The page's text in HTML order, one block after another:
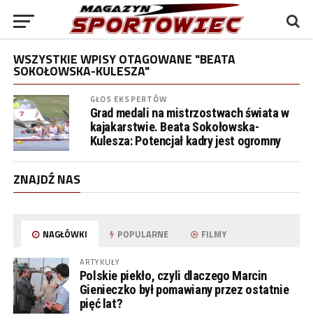
WSZYSTKIE WPISY OTAGOWANE "BEATA
SOKOŁOWSKA-KULESZA"
GŁOS EKSPERTÓW
Grad medali na mistrzostwach świata w
kajakarstwie. Beata Sokołowska-
Kulesza: Potencjał kadry jest ogromny
ZNAJDŹ NAS
NAGŁÓWKI POPULARNE FILMY
ARTYKUŁY
Polskie piekło, czyli dlaczego Marcin
Gienieczko był pomawiany przez ostatnie
pięć lat?